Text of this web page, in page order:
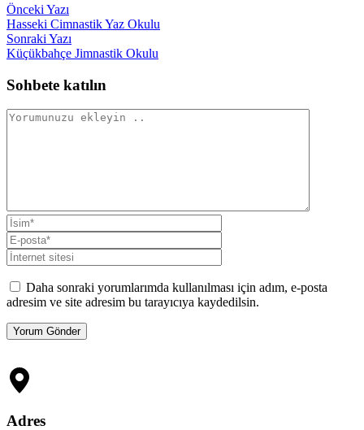
Yazı
gezinmesi
Önceki Yazı
yazı:
Hasseki Cimnastik Yaz Okulu
Sonraki Yazı
yazı:
Küçükbahçe Jimnastik Okulu
Sohbete katılın
Daha sonraki yorumlarımda kullanılması için adım, e-posta
adresim ve site adresim bu tarayıcıya kaydedilsin.
Adres